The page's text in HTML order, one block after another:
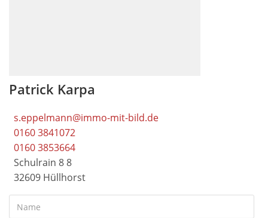
Patrick Karpa
s.eppelmann@immo-mit-bild.de
0160 3841072
0160 3853664
Schulrain 8 8
32609 Hüllhorst